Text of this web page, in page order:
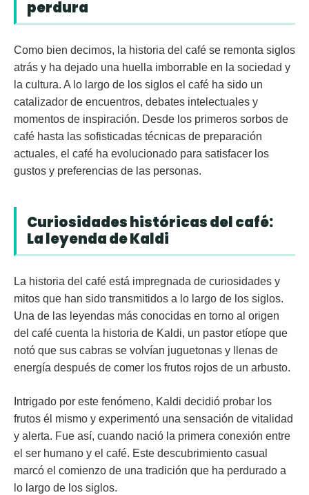
perdura
Como bien decimos, la historia del café se remonta siglos
atrás y ha dejado una huella imborrable en la sociedad y
la cultura. A lo largo de los siglos el café ha sido un
catalizador de encuentros, debates intelectuales y
momentos de inspiración. Desde los primeros sorbos de
café hasta las sofisticadas técnicas de preparación
actuales, el café ha evolucionado para satisfacer los
gustos y preferencias de las personas.
Curiosidades históricas del café:
La leyenda de Kaldi
La historia del café está impregnada de curiosidades y
mitos que han sido transmitidos a lo largo de los siglos.
Una de las leyendas más conocidas en torno al origen
del café cuenta la historia de Kaldi, un pastor etíope que
notó que sus cabras se volvían juguetonas y llenas de
energía después de comer los frutos rojos de un arbusto.
Intrigado por este fenómeno, Kaldi decidió probar los
frutos él mismo y experimentó una sensación de vitalidad
y alerta. Fue así, cuando nació la primera conexión entre
el ser humano y el café. Este descubrimiento casual
marcó el comienzo de una tradición que ha perdurado a
lo largo de los siglos.